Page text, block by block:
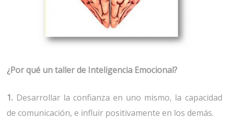
¿Por qué un taller de Inteligencia Emocional?
1. Desarrollar la confianza en uno mismo, la capacidad
de comunicación, e influir positivamente en los demás.